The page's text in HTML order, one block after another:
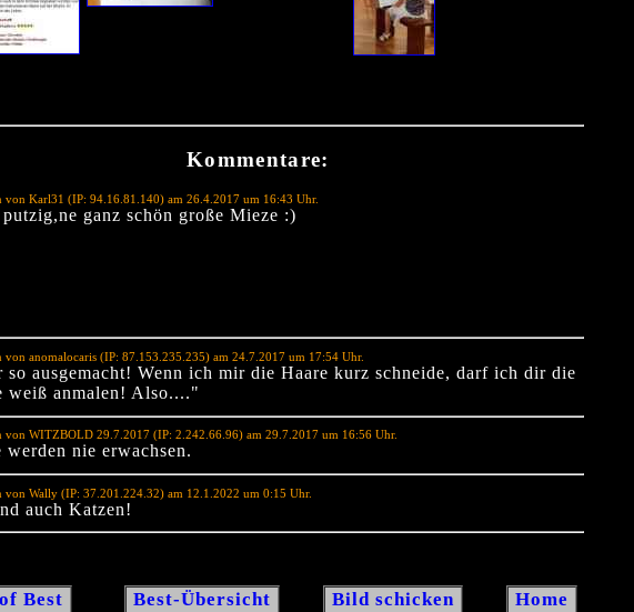
Kommentare:
von Karl31 (IP: 94.16.81.140) am 26.4.2017 um 16:43 Uhr.
ganz schön große Mieze :)
von anomalocaris (IP: 87.153.235.235) am 24.7.2017 um 17:54 Uhr.
so ausgemacht! Wenn ich mir die Haare kurz schneide, darf ich dir die
weiß anmalen! Also...."
von WITZBOLD 29.7.2017 (IP: 2.242.66.96) am 29.7.2017 um 16:56 Uhr.
werden nie erwachsen.
von Wally (IP: 37.201.224.32) am 12.1.2022 um 0:15 Uhr.
auch Katzen!
Best Best-Übersicht Bild schicken Home